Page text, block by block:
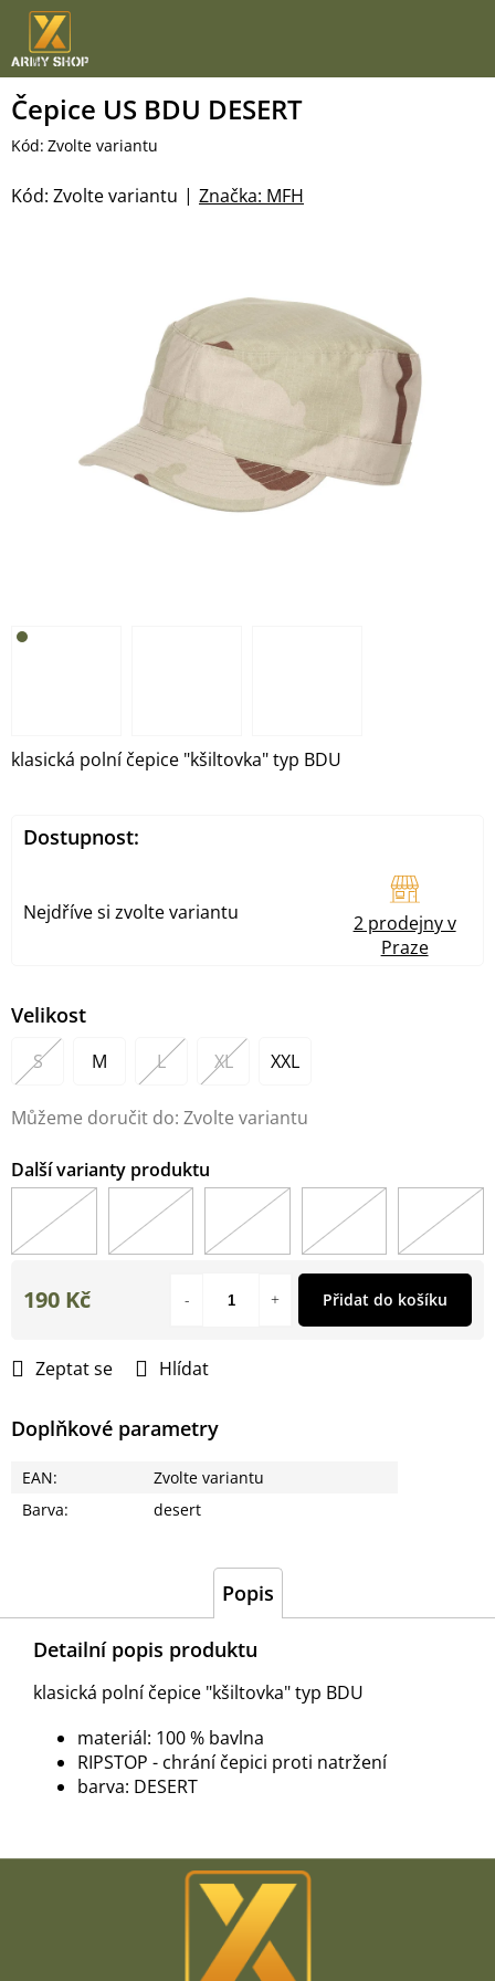
Přejít
obsah
Čepice US BDU DESERT
Kód: Zvolte variantu
Značka: MFH
Kód: Zvolte variantu
Velikost
S M L XL XXL
Můžeme doručit do: Zvolte variantu
klasická polní čepice "kšiltovka" typ BDU
Zeptat se Hlídat
Doplňkové parametry
EAN:
Zvolte variantu
Barva: desert
190 Kč Přidat do košíku
Dostupnost:
Nejdříve si zvolte variantu
2 prodejny v
Praze
Popis
Detailní popis produktu
klasická polní čepice "kšiltovka" typ BDU
materiál: 100 % bavlna
RIPSTOP - chrání čepici proti natržení
barva: DESERT
Z